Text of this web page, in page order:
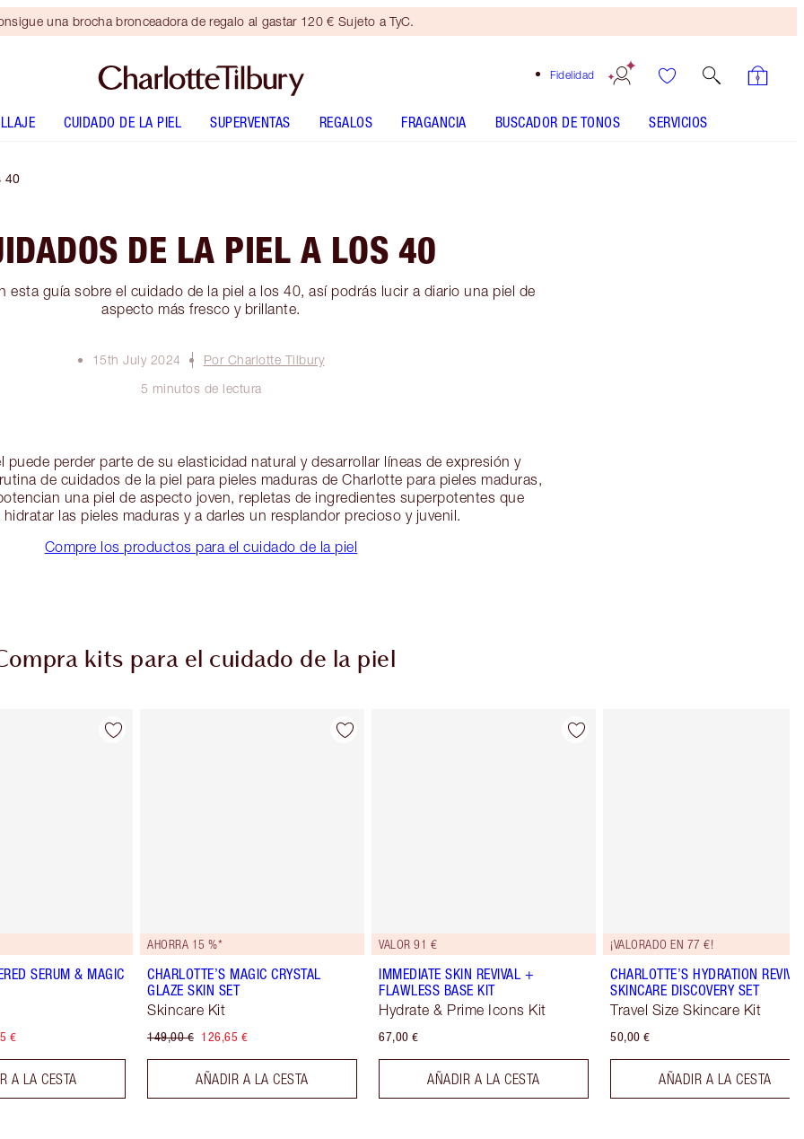
una brocha bronceadora de regalo al gastar 120 € Sujeto a TyC.
Fidelidad
CUIDADO DE LA PIEL SUPERVENTAS REGALOS FRAGANCIA BUSCADOR DE TONOS SERVICIOS
40
DE LA PIEL A LOS 40
esta guía sobre el cuidado de la piel a los 40, así podrás lucir a diario una piel de
aspecto más fresco y brillante.
15th July 2024
Por Charlotte Tilbury
5 minutos de lectura
puede perder parte de su elasticidad natural y desarrollar líneas de expresión y
de cuidados de la piel para pieles maduras de Charlotte para pieles maduras,
una piel de aspecto joven, repletas de ingredientes superpotentes que
hidratar las pieles maduras y a darles un resplandor precioso y juvenil.
Compre los productos para el cuidado de la piel
kits para el cuidado de la piel
Artículo 2 de 48
SERUM & MAGIC
€
A LA CESTA
Artículo 3 de 48
AHORRA 15 %*
CHARLOTTE’S MAGIC CRYSTAL
GLAZE SKIN SET
Skincare Kit
149,00 € 126,65 €
AÑADIR A LA CESTA
Artículo 4 de 48
VALOR 91 €
IMMEDIATE SKIN REVIVAL +
FLAWLESS BASE KIT
Hydrate & Prime Icons Kit
67,00 €
AÑADIR A LA CESTA
¡VALORADO EN 77 €!
CHARLOTTE’S HYDRATION
SKINCARE DISCOVERY SET
Travel Size Skincare Kit
50,00 €
AÑADIR A LA CESTA